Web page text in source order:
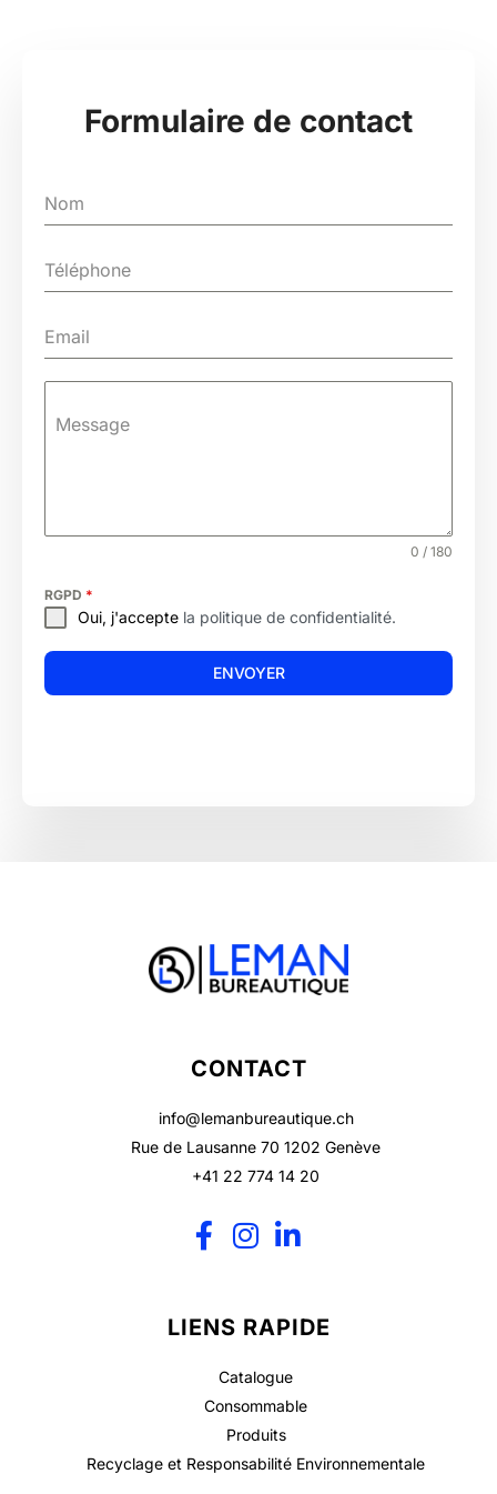
Formulaire de contact
Message
0 / 180
RGPD *
Oui, j'accepte la politique de confidentialité.
ENVOYER
CONTACT
info@lemanbureautique.ch
Rue de Lausanne 70 1202 Genève
+41 22 774 14 20
LIENS RAPIDE
Catalogue
Consommable
Produits
Recyclage et Responsabilité Environnementale